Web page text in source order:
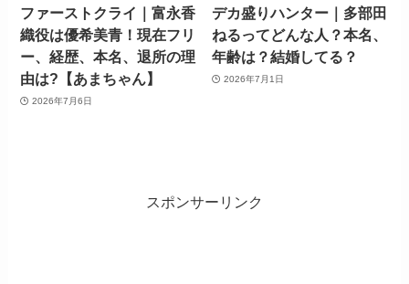
ファーストクライ｜富永香
織役は優希美青！現在フリ
ー、経歴、本名、退所の理
由は?【あまちゃん】
2026年7月6日
デカ盛りハンター｜多部田
ねるってどんな人？本名、
年齢は？結婚してる？
2026年7月1日
スポンサーリンク